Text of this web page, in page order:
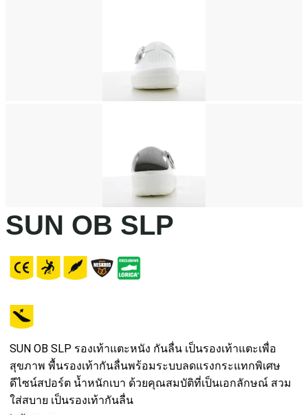
SUN OB SLP
SUN OB SLP รองเท้าแตะหนัง กันลื่น เป็นรองเท้าแตะเพื่อ
สุขภาพ พื้นรองเท้ากันลื่นพร้อมระบบลดแรงกระแทกพิเศษ
ดีไซน์สปอร์ต น้ำหนักเบา ด้วยคุณสมบัติที่เป็นเอกลักษณ์ สวม
ใส่สบาย เป็นรองเท้ากันลื่น